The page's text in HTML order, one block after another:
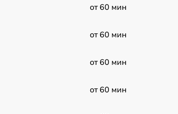
от 60 мин
от 60 мин
от 60 мин
от 60 мин